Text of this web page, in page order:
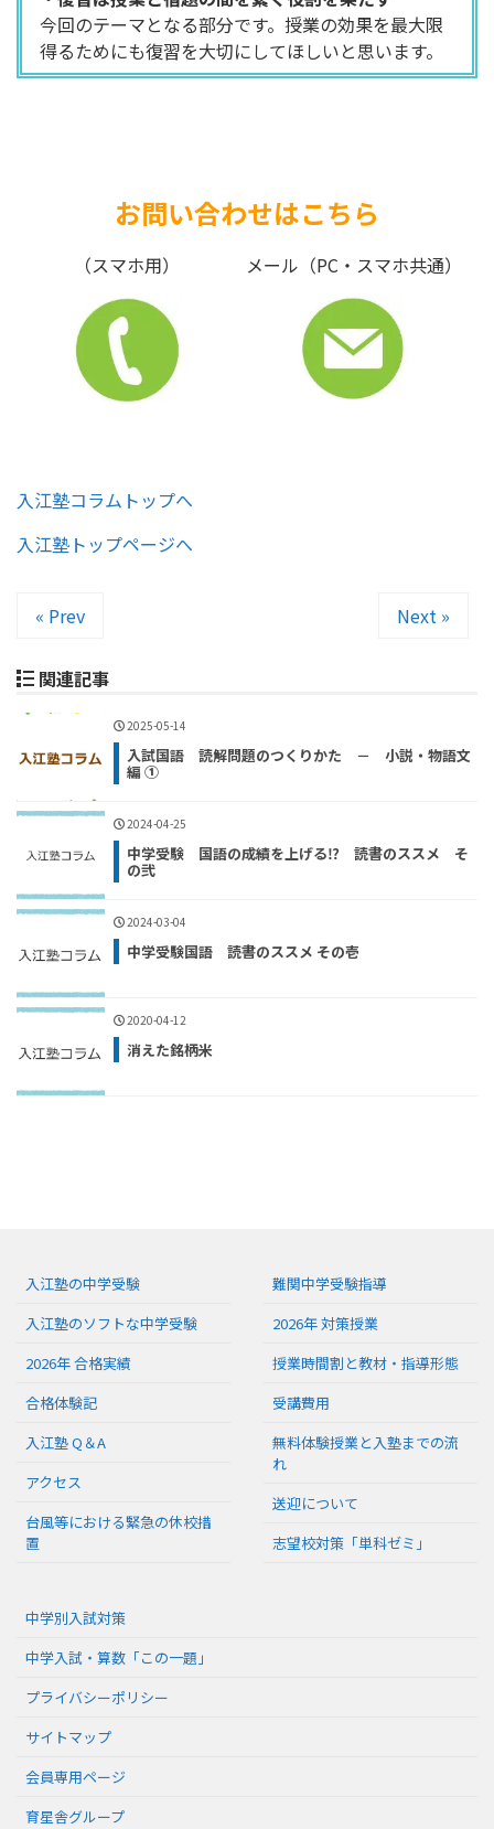
今回のテーマとなる部分です。授業の効果を最大限
得るためにも復習を大切にしてほしいと思います。
お問い合わせはこちら
（スマホ用） メール（PC・スマホ共通）
入江塾コラムトップへ
入江塾トップページへ
« Prev Next »
関連記事
2025-05-14
入試国語 読解問題のつくりかた － 小説・物語文
編 ①
2024-04-25
中学受験 国語の成績を上げる⁉ 読書のススメ そ
の弐
2024-03-04
中学受験国語 読書のススメ その壱
2020-04-12
消えた銘柄米
入江塾の中学受験
入江塾のソフトな中学受験
2026年 合格実績
合格体験記
入江塾 Q＆A
アクセス
台風等における緊急の休校措
置
難関中学受験指導
2026年 対策授業
授業時間割と教材・指導形態
受講費用
無料体験授業と入塾までの流
れ
送迎について
志望校対策「単科ゼミ」
中学別入試対策
中学入試・算数「この一題」
プライバシーポリシー
サイトマップ
会員専用ページ
育星舎グループ